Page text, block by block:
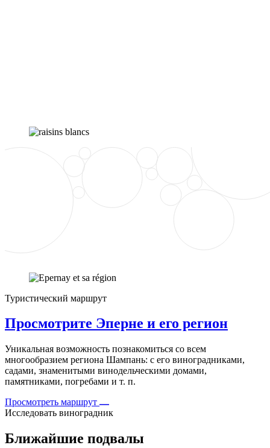
Туристический маршрут
Просмотрите Эперне и его регион
Уникальная возможность познакомиться со всем
многообразием региона Шампань: с его виноградниками,
садами, знаменитыми винодельческими домами,
памятниками, погребами и т. п.
Просмотреть маршрут
Исследовать виноградник
Ближайшие подвалы